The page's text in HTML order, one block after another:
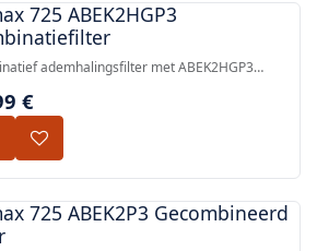
725 ABEK2HGP3
ademhalingsfilter met ABEK2HGP3
compatibel met Climax 731-S en
maskers via standaard DIN-schroefdraad (EN
€
725 ABEK2P3 Gecombineerd